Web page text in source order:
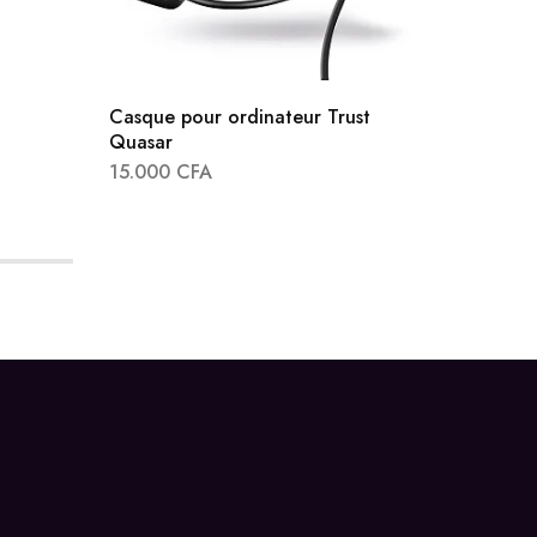
Casque pour ordinateur Trust
Quasar
15.000 CFA